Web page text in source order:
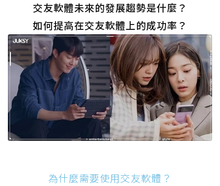
交友軟體未來的發展趨勢是什麼？
如何提高在交友軟體上的成功率？
為什麼需要使用交友軟體？